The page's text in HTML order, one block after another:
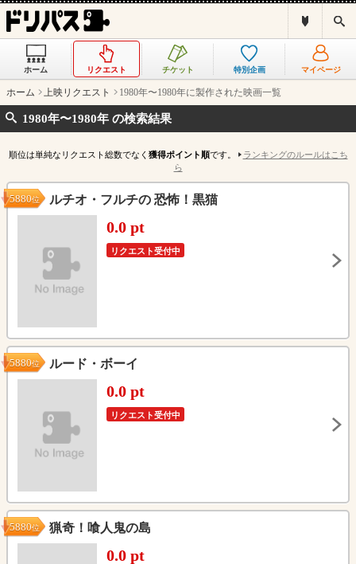
ス
ホーム リクエスト チケット 特別企画 マイページ
ホーム 上映リクエスト 1980年〜1980年に製作された映画一覧
1980年〜1980年 の検索結果
順位は単純なリクエスト総数でなく 獲得ポイント順です。
ランキングのルールはこち
ら
ルチオ・フルチの 恐怖！黒猫
5880位
0.0 pt
リクエスト受付中
ルード・ボーイ
5880位
0.0 pt
リクエスト受付中
猟奇！喰人鬼の島
5880位
0.0 pt